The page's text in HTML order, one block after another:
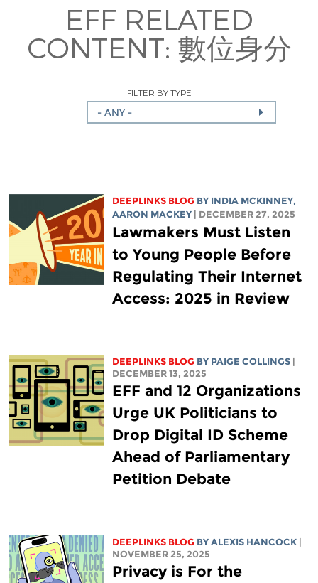
EFF RELATED
CONTENT: 數位身分
FILTER BY TYPE
- ANY -
DEEPLINKS BLOG BY INDIA MCKINNEY,
AARON MACKEY | DECEMBER 27, 2025
Lawmakers Must Listen
to Young People Before
Regulating Their Internet
Access: 2025 in Review
DEEPLINKS BLOG BY PAIGE COLLINGS |
DECEMBER 13, 2025
EFF and 12 Organizations
Urge UK Politicians to
Drop Digital ID Scheme
Ahead of Parliamentary
Petition Debate
DEEPLINKS BLOG BY ALEXIS HANCOCK |
NOVEMBER 25, 2025
Privacy is For the